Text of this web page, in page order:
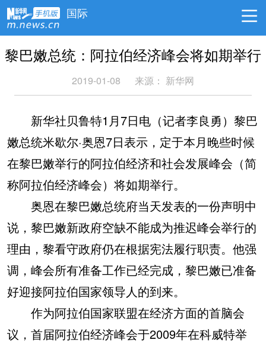
国际
黎巴嫩总统：阿拉伯经济峰会将如期举行
2019-01-08 来源： 新华网
新华社贝鲁特1月7日电（记者李良勇）黎巴
嫩总统米歇尔·奥恩7日表示，定于本月晚些时候
在黎巴嫩举行的阿拉伯经济和社会发展峰会（简
称阿拉伯经济峰会）将如期举行。
奥恩在黎巴嫩总统府当天发表的一份声明中
说，黎巴嫩新政府空缺不能成为推迟峰会举行的
理由，黎看守政府仍在根据宪法履行职责。他强
调，峰会所有准备工作已经完成，黎巴嫩已准备
好迎接阿拉伯国家领导人的到来。
作为阿拉伯国家联盟在经济方面的首脑会
议，首届阿拉伯经济峰会于2009年在科威特举